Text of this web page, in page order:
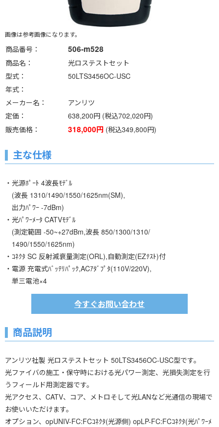
画像は参考画像になります。
商品番号 506-m528
商品名
光ロステストセット
型式
50LTS3456OC-USC
年式
メーカー名
アンリツ
定価
638,200円 (税込702,020円)
販売価格
318,000円 (税込349,800円)
主な仕様
・光源ﾎﾟｰﾄ 4波長ﾓﾃﾞﾙ
(波長 1310/1490/1550/1625nm(SM),
出力ﾊﾟﾜｰ -7dBm)
・光ﾊﾟﾜｰﾒｰﾀ CATVﾓﾃﾞﾙ
(測定範囲 -50~+27dBm,波長 850/1300/1310/
1490/1550/1625nm)
・ｺﾈｸﾀ SC 反射減衰量測定(ORL),自動測定(EZﾃｽﾄ)付
・電源 充電式ﾊﾞｯﾃﾘﾊﾟｯｸ,ACｱﾀﾞﾌﾟﾀ(110V/220V),
単三電池×4
今すぐお問い合わせ
商品説明
アンリツ社製 光ロステストセット 50LTS3456OC-USC型です。
光ファイバの施工・保守時における光パワー測定、光損失測定を行
うフィールド用測定器です。
光アクセス、CATV、コア、メトロそして光LANなど光通信の現場で
お使いいただけます。
オプション、opUNIV-FC:FCｺﾈｸﾀ(光源側) opLP-FC:FCｺﾈｸﾀ(光ﾊﾟﾜｰﾒ